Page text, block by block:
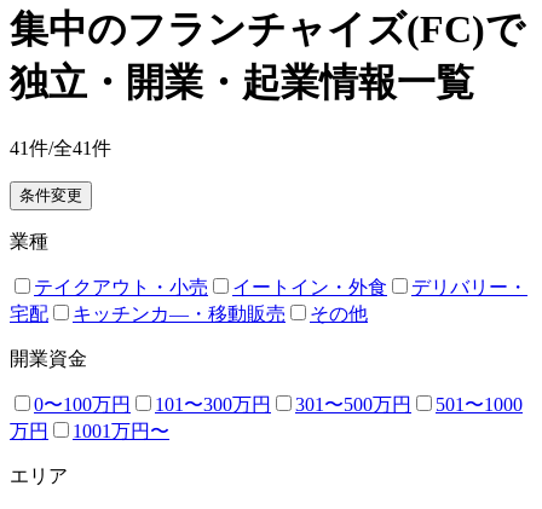
集中のフランチャイズ(FC)で
独立・開業・起業情報一覧
41件/全41件
条件変更
業種
テイクアウト・小売 イートイン・外食
デリバリー・
宅配
キッチンカ―・移動販売 その他
開業資金
0〜100万円 101〜300万円 301〜500万円
501〜1000
万円
1001万円〜
エリア